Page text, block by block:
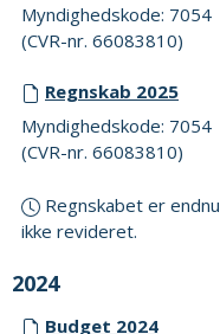
Myndighedskode: 7054
(CVR-nr. 66083810)
Regnskab 2025
Myndighedskode: 7054
(CVR-nr. 66083810)
Regnskabet er endnu
ikke revideret.
2024
Budget 2024